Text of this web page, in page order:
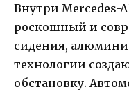
Внутри Mercedes-
роскошный и
сидения,
технологии
обстановку.